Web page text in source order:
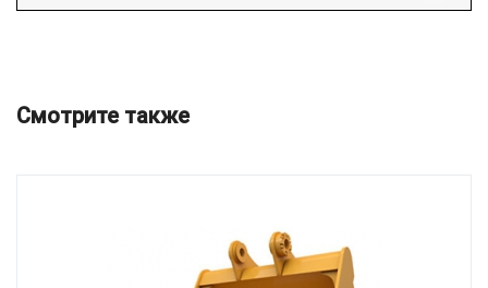
Смотрите также